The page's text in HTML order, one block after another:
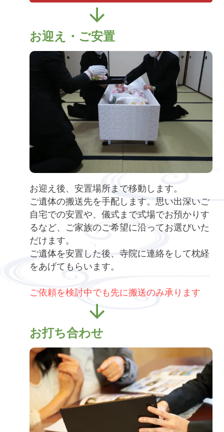
お迎え・ご安置
お迎え後、安置場所まで移動します。
ご遺体の搬送先を手配します。思い出深いご
自宅での安置や、儀式まで式場でお預かりす
るなど、ご家族のご希望に沿ってお選びいた
だけます。
ご遺体を安置した後、寺院に連絡をして枕経
をあげてもらいます。
ご依頼を検討中でも先に搬送のみ承ります
お打ち合わせ